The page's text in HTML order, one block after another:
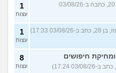
(קולית, בת 20, כתבה ב-03/08/26
1
עצות
ב-03/08/26 17:33) 1
עצות
חיפושים
8
עצות